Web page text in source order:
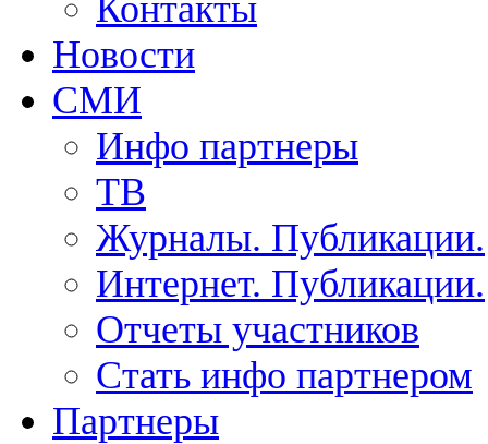
Контакты
Новости
СМИ
Инфо партнеры
ТВ
Журналы. Публикации.
Интернет. Публикации.
Отчеты участников
Стать инфо партнером
Партнеры